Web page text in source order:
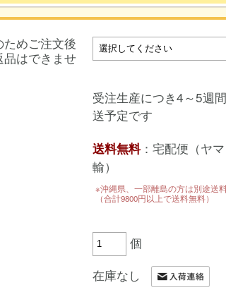
お買い物の前のご登録がおすすめです。
を使って簡単に会員登録＆ログインすることも可能
めご注文後
はできませ
受注生産につき4～5週
送予定です
送料無料：宅配便（ヤ
輸）
※沖縄県、一部離島の方は別途送
（合計9800円以上で送料無料）
個
在庫なし